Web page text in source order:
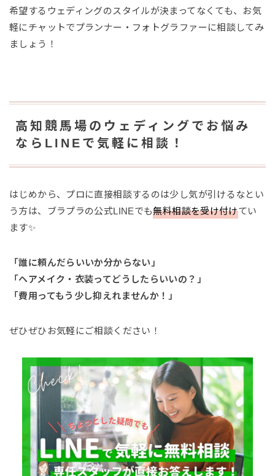
希望するウェディングのスタイルが決まってなくても、お気
軽にチャットでプランナー・フォトグラファーに相談してみ
ましょう！
高知競馬場のウェディングでお悩み
ならLINEで気軽に相談！
はじめから、プロに直接相談するのは少し気が引けるなとい
う方は、ブラプラの公式LINEでも無料相談を受け付けてい
ます✨
「誰に頼んだらいいか分からない」
「ヘアメイク・衣装ってどうしたらいいの？」
「費用ってもう少し抑えれませんか！」
ぜひぜひお気軽にご相談ください！